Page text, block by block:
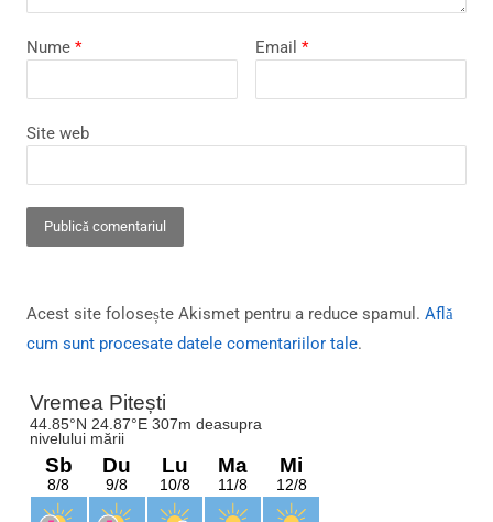
Nume * Email *
Site web
Acest site folosește Akismet pentru a reduce spamul. Află
cum sunt procesate datele comentariilor tale.